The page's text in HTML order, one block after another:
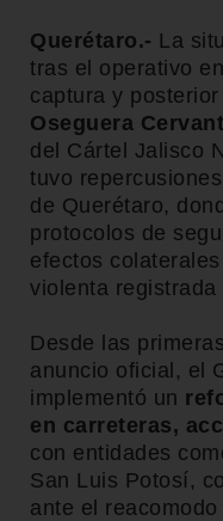
Querétaro.- La
tras el operativo
captura y
Oseguera
del Cártel Jalisco
tuvo
de Querétaro,
protocolos de
efectos
violenta
Desde las
anuncio oficial, el
implementó un
en carreteras,
con entidades
San Luis Potosí,
ante el